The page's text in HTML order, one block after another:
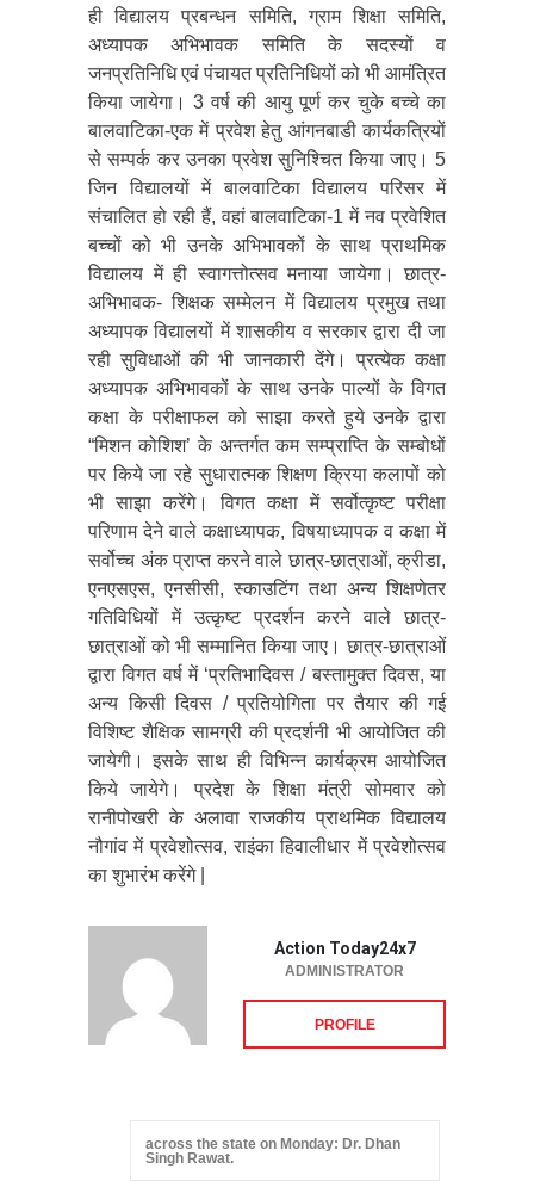
ही विद्यालय प्रबन्धन समिति, ग्राम शिक्षा समिति,
अध्यापक अभिभावक समिति के सदस्यों व
जनप्रतिनिधि एवं पंचायत प्रतिनिधियों को भी आमंत्रित
किया जायेगा। 3 वर्ष की आयु पूर्ण कर चुके बच्चे का
बालवाटिका-एक में प्रवेश हेतु आंगनबाडी कार्यकत्रियों
से सम्पर्क कर उनका प्रवेश सुनिश्चित किया जाए। 5
जिन विद्यालयों में बालवाटिका विद्यालय परिसर में
संचालित हो रही हैं, वहां बालवाटिका-1 में नव प्रवेशित
बच्चों को भी उनके अभिभावकों के साथ प्राथमिक
विद्यालय में ही स्वागत्तोत्सव मनाया जायेगा। छात्र-
अभिभावक- शिक्षक सम्मेलन में विद्यालय प्रमुख तथा
अध्यापक विद्यालयों में शासकीय व सरकार द्वारा दी जा
रही सुविधाओं की भी जानकारी देंगे। प्रत्येक कक्षा
अध्यापक अभिभावकों के साथ उनके पाल्यों के विगत
कक्षा के परीक्षाफल को साझा करते हुये उनके द्वारा
“मिशन कोशिश’ के अन्तर्गत कम सम्प्राप्ति के सम्बोधों
पर किये जा रहे सुधारात्मक शिक्षण क्रिया कलापों को
भी साझा करेंगे। विगत कक्षा में सर्वोत्कृष्ट परीक्षा
परिणाम देने वाले कक्षाध्यापक, विषयाध्यापक व कक्षा में
सर्वोच्च अंक प्राप्त करने वाले छात्र-छात्राओं, क्रीडा,
एनएसएस, एनसीसी, स्काउटिंग तथा अन्य शिक्षणेतर
गतिविधियों में उत्कृष्ट प्रदर्शन करने वाले छात्र-
छात्राओं को भी सम्मानित किया जाए। छात्र-छात्राओं
द्वारा विगत वर्ष में ‘प्रतिभादिवस / बस्तामुक्त दिवस, या
अन्य किसी दिवस / प्रतियोगिता पर तैयार की गई
विशिष्ट शैक्षिक सामग्री की प्रदर्शनी भी आयोजित की
जायेगी। इसके साथ ही विभिन्न कार्यक्रम आयोजित
किये जायेगे। प्रदेश के शिक्षा मंत्री सोमवार को
रानीपोखरी के अलावा राजकीय प्राथमिक विद्यालय
नौगांव में प्रवेशोत्सव, राइंका हिवालीधार में प्रवेशोत्सव
का शुभारंभ करेंगे |
Action Today24x7
ADMINISTRATOR
PROFILE
across the state on Monday: Dr. Dhan
Singh Rawat.